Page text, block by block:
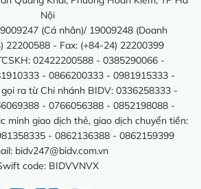
Nội
(Cá nhân)/ 19009248 (Doanh
22200588 - Fax: (+84-24) 22200399
02422200588 - 0385290066 -
- 0866200333 - 0981915333 -
ra từ Chi nhánh BIDV: 0336258333 -
- 0766056388 - 0852198088 -
minh giao dịch thẻ, giao dịch chuyển tiền:
- 0862136388 - 0862159399
bidv247@bidv.com.vn
code: BIDVVNVX